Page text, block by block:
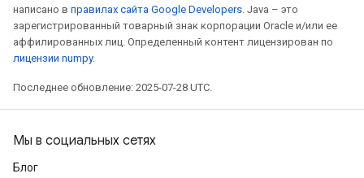
написано в правилах сайта Google Developers. Java – это
зарегистрированный товарный знак корпорации Oracle и/или ее
аффилированных лиц. Определенный контент лицензирован по
лицензии numpy.
Последнее обновление: 2025-07-28 UTC.
Мы в социальных сетях
Блог